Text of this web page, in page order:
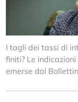
I tagli dei tassi di
finiti? Le indicazioni
emerse dal